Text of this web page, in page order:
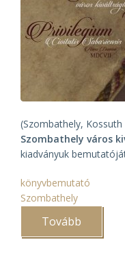
(Szombathely,
Szombathely város
kiadványuk
könyvbemutató
Szombathely
Tovább